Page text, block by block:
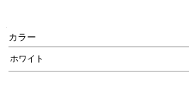
カラー
ホワイト